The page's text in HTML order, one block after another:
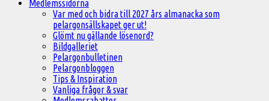
Medlemssidorna
Var med och bidra till 2027 års almanacka som
pelargonsällskapet ger ut!
Glömt nu gällande lösenord?
Bildgalleriet
Pelargonbulletinen
Pelargonbloggen
Tips & Inspiration
Vanliga frågor & svar